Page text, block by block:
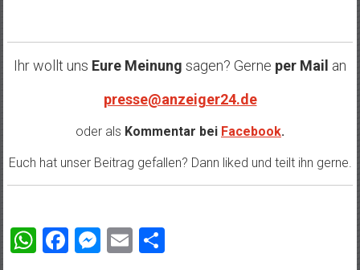
Ihr wollt uns Eure Meinung sagen? Gerne per Mail an
presse@anzeiger24.de
oder als Kommentar bei Facebook.
Euch hat unser Beitrag gefallen? Dann liked und teilt ihn gerne.
WhatsApp
Facebook
Messenger
Email